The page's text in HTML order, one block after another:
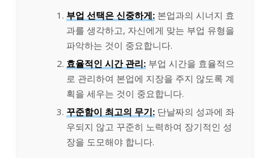
부업 선택은 신중하게: 본업과의 시너지 효
과를 생각하고, 자신에게 맞는 부업 유형을
파악하는 것이 중요합니다.
효율적인 시간 관리: 부업 시간을 효율적으
로 관리하여 본업에 지장을 주지 않도록 계
획을 세우는 것이 중요합니다.
꾸준함이 최고의 무기: 단날짜의 성과에 좌
우되지 않고 꾸준히 노력하여 장기적인 성
장을 도모해야 합니다.